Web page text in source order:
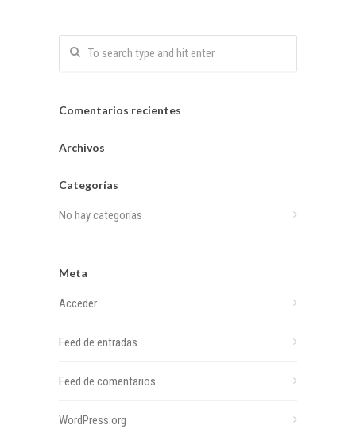
Comentarios recientes
Archivos
Categorías
No hay categorías
Meta
Acceder
Feed de entradas
Feed de comentarios
WordPress.org